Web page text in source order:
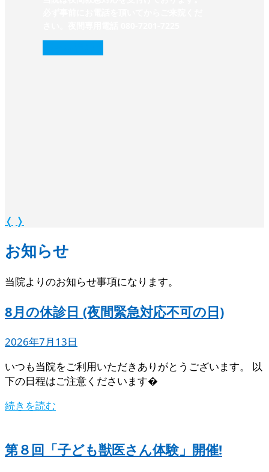
❬ ❭
お知らせ
当院よりのお知らせ事項になります。
8月の休診日 (夜間緊急対応不可の日)
2026年7月13日
いつも当院をご利用いただきありがとうございます。 以
下の日程はご注意くださいます�
続きを読む
第８回「子ども獣医さん体験」開催!